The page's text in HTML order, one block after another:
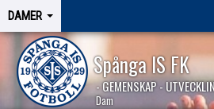
DAMER
Spånga IS FK
- GEMENSKAP -
Dam